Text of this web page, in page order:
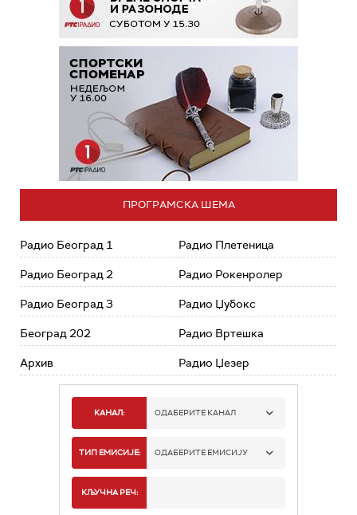
ПРОГРАМСКА ШЕМА
Радио Београд 1
Радио Београд 2
Радио Београд 3
Београд 202
Архив
Радио Плетеница
Радио Рокенролер
Радио Џубокс
Радио Вртешка
Радио Џезер
КАНАЛ: ОДАБЕРИТЕ КАНАЛ
РАДИО БЕОГРАД 1
ТИП ЕМИСИЈЕ: ОДАБЕРИТЕ ЕМИСИЈУ
КЉУЧНА РЕЧ: